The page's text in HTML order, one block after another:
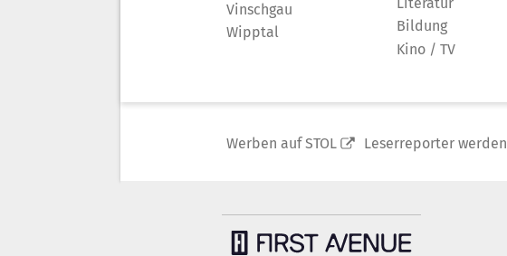
Vinschgau
Wipptal
Bildung
Kino / TV
Werben auf STOL Leserreporter werden